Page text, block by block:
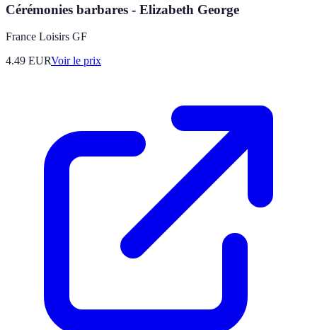
Cérémonies barbares - Elizabeth George
France Loisirs GF
4.49 EURVoir le prix